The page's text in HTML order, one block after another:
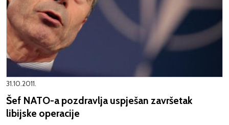
31.10.2011.
Šef NATO-a pozdravlja uspješan završetak
libijske operacije